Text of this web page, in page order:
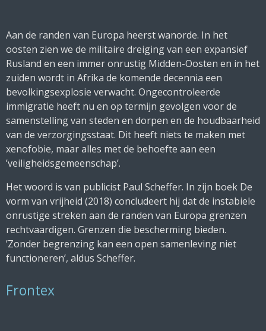
Aan de randen van Europa heerst wanorde. In het
oosten zien we de militaire dreiging van een expansief
Rusland en een immer onrustig Midden-Oosten en in het
zuiden wordt in Afrika de komende decennia een
bevolkingsexplosie verwacht. Ongecontroleerde
immigratie heeft nu en op termijn gevolgen voor de
samenstelling van steden en dorpen en de houdbaarheid
van de verzorgingsstaat. Dit heeft niets te maken met
xenofobie, maar alles met de behoefte aan een
’veiligheidsgemeenschap’.
Het woord is van publicist Paul Scheffer. In zijn boek De
vorm van vrijheid (2018) concludeert hij dat de instabiele
onrustige streken aan de randen van Europa grenzen
rechtvaardigen. Grenzen die bescherming bieden.
’Zonder begrenzing kan een open samenleving niet
functioneren’, aldus Scheffer.
Frontex